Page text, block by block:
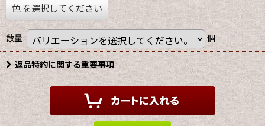
色を選択してください
数量: 個
返品特約に関する重要事項